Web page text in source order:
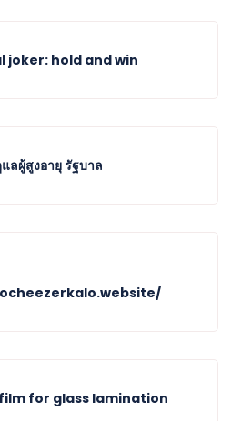
joker: hold and win
ลผู้สูงอายุ รัฐบาล
for glass lamination